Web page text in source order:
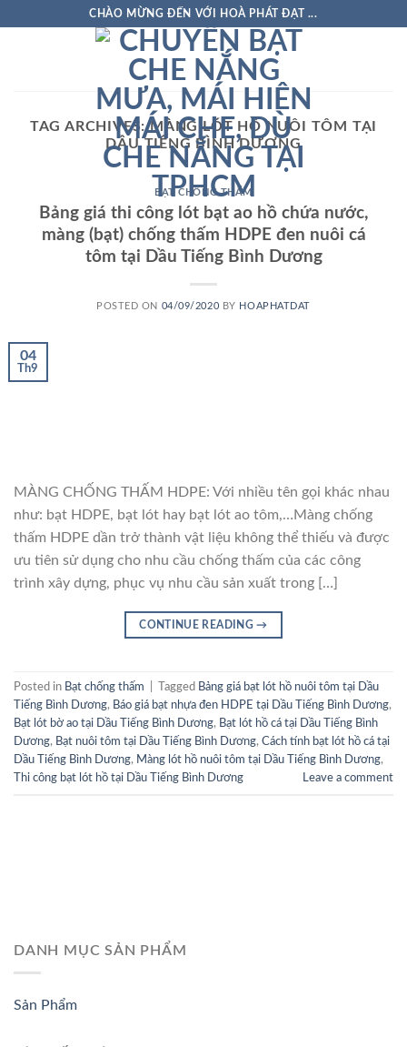
CHÀO MỪNG ĐẾN VỚI HOÀ PHÁT ĐẠT ...
TAG ARCHIVES:MÀNG LÓT HỒ NUÔI TÔM TẠI
DẦU TIẾNG BÌNH DƯƠNG
BẠT CHỐNG THẤM
Bảng giá thi công lót bạt ao hồ chứa nước,
màng (bạt) chống thấm HDPE đen nuôi cá
tôm tại Dầu Tiếng Bình Dương
POSTED ON 04/09/2020 BY HOAPHATDAT
04
Th9
MÀNG CHỐNG THẤM HDPE: Với nhiều tên gọi khác nhau
như: bạt HDPE, bạt lót hay bạt lót ao tôm,…Màng chống
thấm HDPE dần trở thành vật liệu không thể thiếu và được
ưu tiên sử dụng cho nhu cầu chống thấm của các công
trình xây dựng, phục vụ nhu cầu sản xuất trong […]
CONTINUE READING→
Posted in Bạt chống thấm Tagged Bảng giá bạt lót hồ nuôi tôm tại Dầu
Tiếng Bình Dương, Báo giá bạt nhựa đen HDPE tại Dầu Tiếng Bình Dương,
Bạt lót bờ ao tại Dầu Tiếng Bình Dương, Bạt lót hồ cá tại Dầu Tiếng Bình
Dương, Bạt nuôi tôm tại Dầu Tiếng Bình Dương, Cách tính bạt lót hồ cá tại
Dầu Tiếng Bình Dương, Màng lót hồ nuôi tôm tại Dầu Tiếng Bình Dương,
Thi công bạt lót hồ tại Dầu Tiếng Bình Dương
Leave a comment
DANH MỤC SẢN PHẨM
Sản Phẩm